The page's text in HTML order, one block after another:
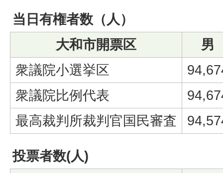
当日有権者数（人）
大和市開票区
男
衆議院小選挙区
衆議院比例代表
最高裁判所裁判官国民審査
投票者数(人)